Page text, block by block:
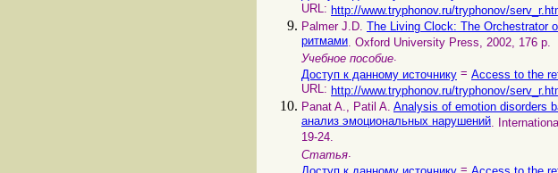
URL: http://www.tryphonov.ru/tryphonov/
Palmer J.D. The Living Clock: The Orchestrator
ритмами. Oxford University Press, 2002, 176 p.
Учебное пособие.
Доступ к данному источнику = Access to the
URL: http://www.tryphonov.ru/tryphonov/
Panat A., Patil A. Analysis of emotion disorders
анализ эмоциональных нарушений.
19-24.
Статья.
=